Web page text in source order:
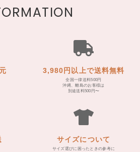
3,980円以上で送料無料
全国一律送料500円
沖縄、離島のお客様は
別途送料500円〜
サイズについて
サイズ選びに困ったときの参考に